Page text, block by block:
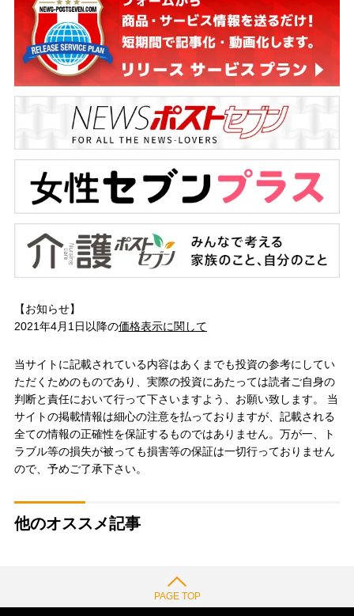
【お知らせ】
2021年4月1日以降の価格表示に関して
当サイトに記載されている内容はあくまでも投資の参考にしてい
ただくためのものであり、実際の投資にあたっては読者ご自身の
判断と責任において行って下さいますよう、お願い致します。 当
サイトの掲載情報は細心の注意を払っておりますが、記載される
全ての情報の正確性を保証するものではありません。万が一、ト
ラブル等の損失が被っても損害等の保証は一切行っておりません
ので、予めご了承下さい。
他のオススメ記事
PAGE TOP